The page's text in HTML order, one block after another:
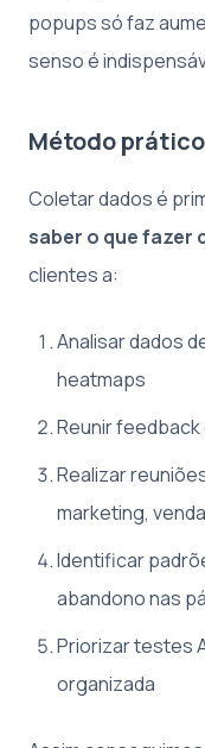
popups só faz
senso é
Método
Coletar dados é
saber o que fazer
clientes a:
Analisar dados
heatmaps
Reunir
Realizar
marketing,
Identificar
abandono nas
Priorizar testes
organizada